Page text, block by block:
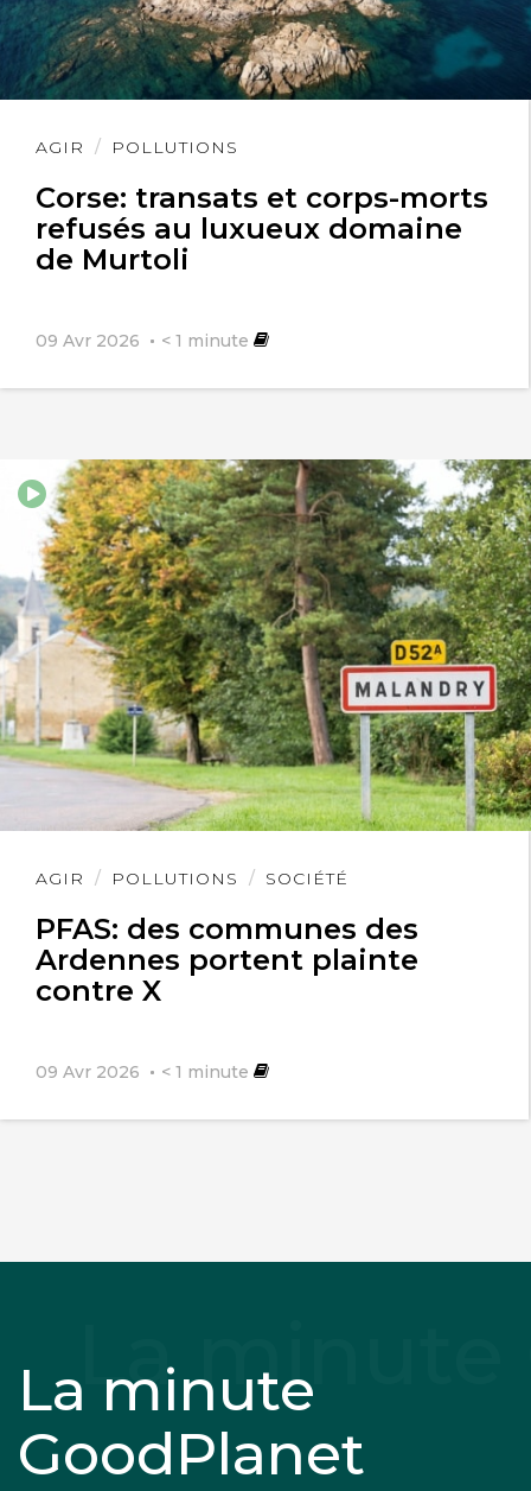
AGIR POLLUTIONS
Corse: transats et corps-morts
refusés au luxueux domaine
de Murtoli
09 Avr 2026 < 1 minute
Lire
AGIR POLLUTIONS SOCIÉTÉ
PFAS: des communes des
Ardennes portent plainte
contre X
09 Avr 2026 < 1 minute
Lire
La minute
GoodPlanet